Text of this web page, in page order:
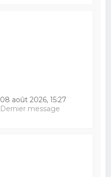
08 août 2026, 15:27
Dernier message